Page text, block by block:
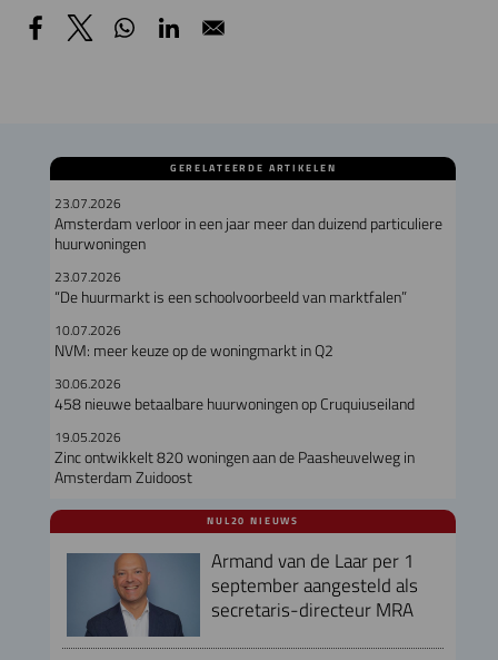
GERELATEERDE ARTIKELEN
23.07.2026
Amsterdam verloor in een jaar meer dan duizend particuliere
huurwoningen
23.07.2026
“De huurmarkt is een schoolvoorbeeld van marktfalen”
10.07.2026
NVM: meer keuze op de woningmarkt in Q2
30.06.2026
458 nieuwe betaalbare huurwoningen op Cruquiuseiland
19.05.2026
Zinc ontwikkelt 820 woningen aan de Paasheuvelweg in
Amsterdam Zuidoost
NUL20 NIEUWS
Armand van de Laar per 1
september aangesteld als
secretaris-directeur MRA